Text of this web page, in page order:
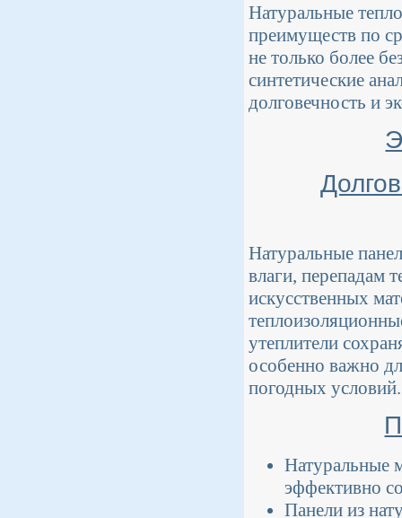
Натуральные
преимуществ по
не только более
синтетические
долговечность и
Натуральные
влаги, перепадам
искусственных
утеплители
особенно важно
погодных условий.
Натуральные
эффективно
Панели из